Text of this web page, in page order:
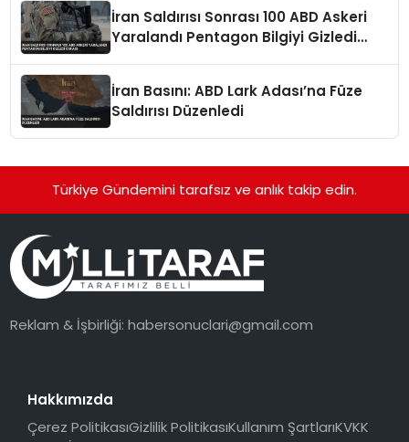
İran Saldırısı Sonrası 100 ABD Askeri
Yaralandı Pentagon Bilgiyi Gizledi
İran Basını: ABD Lark Adası’na Füze
Saldırısı Düzenledi
Türkiye Gündemini tarafsız ve anlık takip edin.
Reklam & İşbirliği:habersonuclari@gmail.com
Hakkımızda
Çerez PolitikasıGizlilik PolitikasıKullanım ŞartlarıKVKK